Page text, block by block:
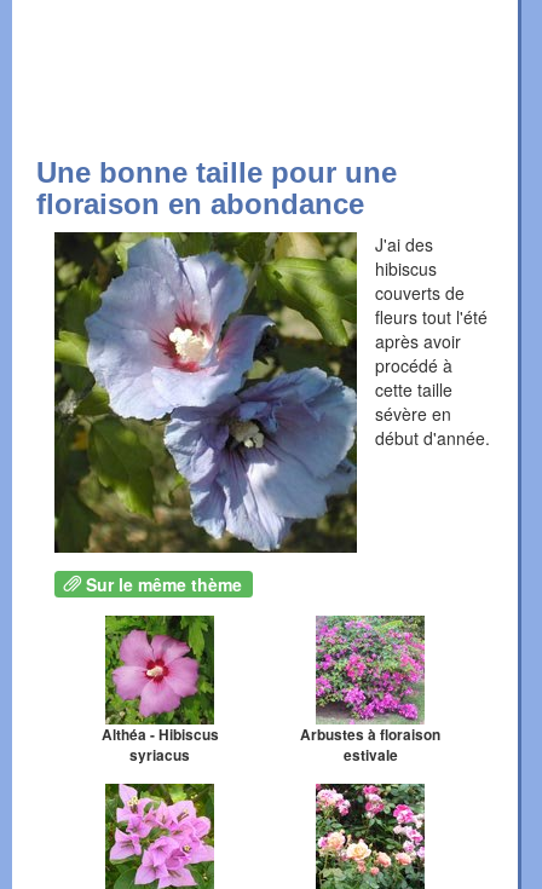
Une bonne taille pour une
floraison en abondance
J'ai des
hibiscus
couverts de
fleurs tout l'été
après avoir
procédé à
cette taille
sévère en
début d'année.
Sur le même thème
Althéa - Hibiscus
syriacus
Arbustes à floraison
estivale